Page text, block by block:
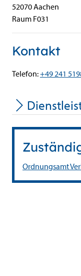
52070Aachen
Raum F031
Kontakt
Telefon:+49 241
Ordnungsamt